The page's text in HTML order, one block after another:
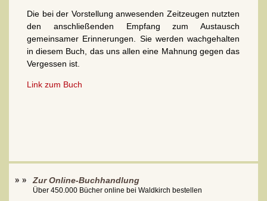
Die bei der Vorstellung anwesenden Zeitzeugen nutzten
den anschließenden Empfang zum Austausch
gemeinsamer Erinnerungen. Sie werden wachgehalten
in diesem Buch, das uns allen eine Mahnung gegen das
Vergessen ist.
Link zum Buch
Zur Online-Buchhandlung
Über 450.000 Bücher online bei Waldkirch bestellen